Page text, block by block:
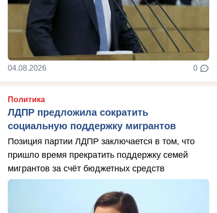
04.08.2026 0
Политика
ЛДПР предложила сократить
социальную поддержку мигрантов
Позиция партии ЛДПР заключается в том, что
пришло время прекратить поддержку семей
мигрантов за счёт бюджетных средств